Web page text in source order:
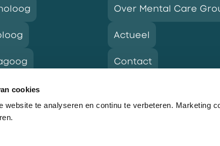
cookies
website te analyseren en continu te verbeteren. Marketing
Over Mental Care
Actueel
Contact